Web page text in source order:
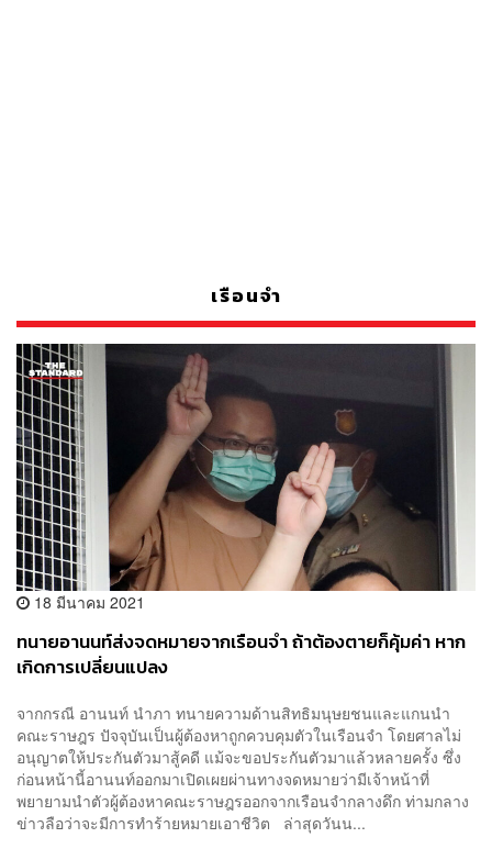
เรือนจำ
18 มีนาคม 2021
ทนายอานนท์ส่งจดหมายจากเรือนจำ ถ้าต้องตายก็คุ้มค่า หาก
เกิดการเปลี่ยนแปลง
จากกรณี อานนท์ นำภา ทนายความด้านสิทธิมนุษยชนและแกนนำ
คณะราษฎร ปัจจุบันเป็นผู้ต้องหาถูกควบคุมตัวในเรือนจำ โดยศาลไม่
อนุญาตให้ประกันตัวมาสู้คดี แม้จะขอประกันตัวมาแล้วหลายครั้ง ซึ่ง
ก่อนหน้านี้อานนท์ออกมาเปิดเผยผ่านทางจดหมายว่ามีเจ้าหน้าที่
พยายามนำตัวผู้ต้องหาคณะราษฎรออกจากเรือนจำกลางดึก ท่ามกลาง
ข่าวลือว่าจะมีการทำร้ายหมายเอาชีวิต ล่าสุดวันน...